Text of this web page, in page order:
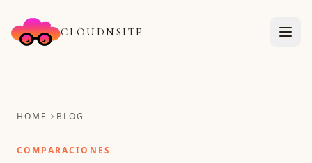
CLOUDNSITE
HOME BLOG
COMPARACIONES